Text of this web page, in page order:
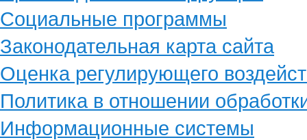
Социальные программы
Законодательная карта сайта
Оценка регулирующего
Политика в отношении
Информационные системы